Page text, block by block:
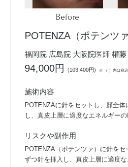
Before
POTENZA（ポテンツ
福岡院 広島院 大阪院医師 權
94,000円(103,400円) ※ （ ）内は税
施術内容
POTENZAに針をセットし、顔全体
し、真皮上層に適度なエネルギーの
リスクや副作用
POTENZA（ポテンツァ）に針をセ
ずつ針を挿入し、真皮上層に適度